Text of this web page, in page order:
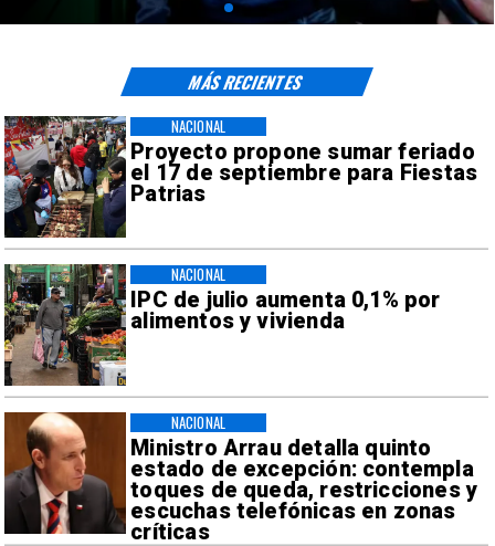
Proyecto propone sumar feriado
el 17 de septiembre para Fiestas
Patrias
NACIONAL
IPC de julio aumenta 0,1% por
alimentos y vivienda
NACIONAL
Ministro Arrau detalla quinto
estado de excepción: contempla
toques de queda, restricciones y
escuchas telefónicas en zonas
críticas
NACIONAL
MÁS RECIENTES